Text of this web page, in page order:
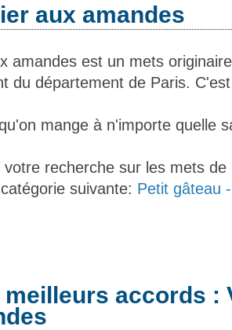
aux amandes
amandes est un mets
du département de Paris.
mange à n'importe quelle
votre recherche sur les mets
suivante: Petit gâteau
accords :